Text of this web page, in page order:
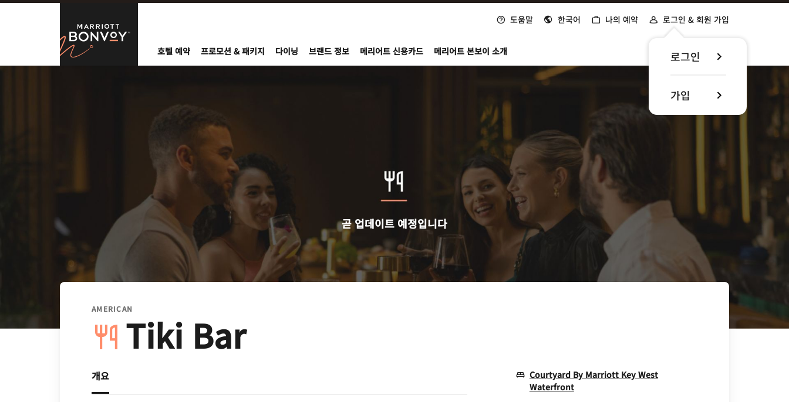
Skip to Content
Marriott Bonvoy
도움말 한국어 나의 예약 로그인 & 회원 가입
로그인
가입
호텔 예약 프로모션 & 패키지 다이닝 브랜드 정보 메리어트 신용카드 메리어트 본보이 소개
곧 업데이트 예정입니다
AMERICAN
Tiki Bar
개요
Courtyard By Marriott Key West
WaterfrontOpens In New Window